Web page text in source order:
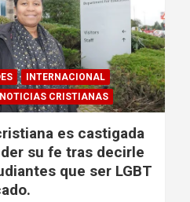
INTERNACIONAL
NOTICIAS CRISTIANAS
es castigada
su fe tras decirle
que ser LGBT